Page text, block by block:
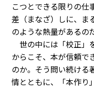
こつとできる限りの仕
差（まなざ）しに、ま
のような熱量があるの
世の中には「校正」
からこそ、本が信頼で
のか。そう問い続ける
情とともに、「本作り